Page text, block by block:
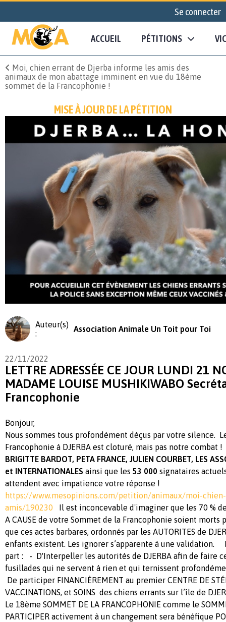
Se connecter
ACCUEIL PÉTITIONS
Moi, chien errant de Djerba informe les amis des
animaux de mon abattage imminent en vue du 18ème
sommet de la Francophonie !
MISE À JOUR DE LA PÉTITION
Auteur(s)
:
Association Animale Un Toit pour Toi
22/11/2022
LETTRE ADRESSÉE CE JOUR LUNDI 21
MADAME LOUISE MUSHIKIWABO
Francophonie
Bonjour,
Nous sommes tous profondément déçus par votre silence.
Francophonie à DJERBA est cloturé, mais pas notre combat
BRIGITTE BARDOT, PETA FRANCE, JULIEN COURBET, LES
et INTERNATIONALES ainsi que les 53 000 signataires
attendent avec impatience votre réponse !
https://www.mesopinions.com/petition/animaux/moi-
amis/190230 Il est inconcevable d'imaginer que les 70 %
A CAUSE de votre Sommet de la Francophonie soient
que ces actes barbares, ordonnés par les AUTORITES de
enfants existent. Les ignorer s’apparente à une validation.
part : - D'Interpeller les autorités de DJERBA afin de faire
fusillades qui ne servent à rien et qui ternissent
De participer FINANCIÈREMENT au premier CENTRE DE
VACCINATIONS, et SOINS des chiens errants sur l’île de
Le 18ème SOMMET DE LA FRANCOPHONIE comme le
PARTICIPER activement à un changement sera bénéfique